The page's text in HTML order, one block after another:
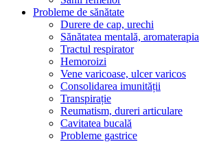
Probleme de sănătate
Durere de cap, urechi
Sănătatea mentală, aromaterapia
Tractul respirator
Hemoroizi
Vene varicoase, ulcer varicos
Consolidarea imunității
Transpirație
Reumatism, dureri articulare
Cavitatea bucală
Probleme gastrice